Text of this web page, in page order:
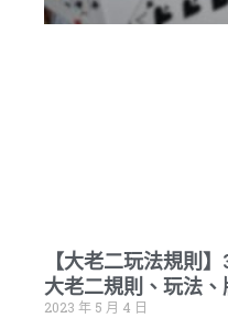
【大老二玩法規則
大老二規則、玩法、
2023 年 5 月 4 日